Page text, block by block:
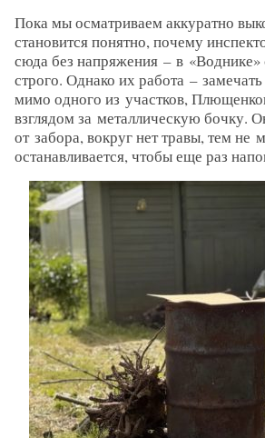
Пока мы осматриваем аккуратно
становится понятно, почему
сюда без напряжения – ​в
строго. Однако их работа –
мимо одного из участков,
взглядом за металлическую бочку.
от забора, вокруг нет травы, тем не
останавливается, чтобы еще раз